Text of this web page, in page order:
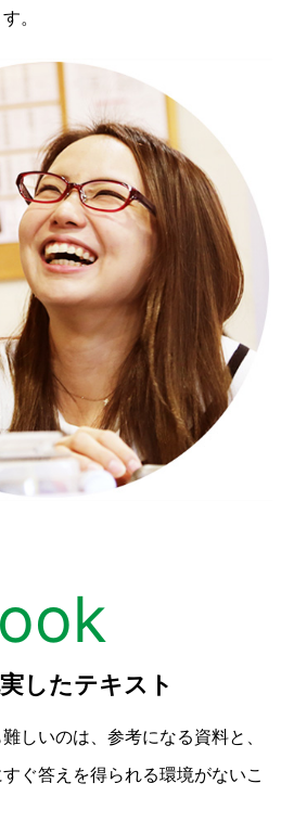
。
したテキスト
しいのは、参考になる資料と、
ぐ答えを得られる環境がないこ